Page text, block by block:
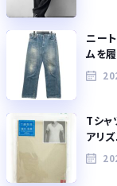
ニー
ムを
Tシャ
アリ